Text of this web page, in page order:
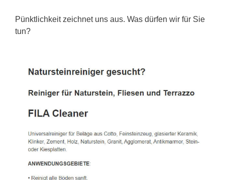
Pünktlichkeit zeichnet uns aus. Was dürfen wir für Sie
tun?